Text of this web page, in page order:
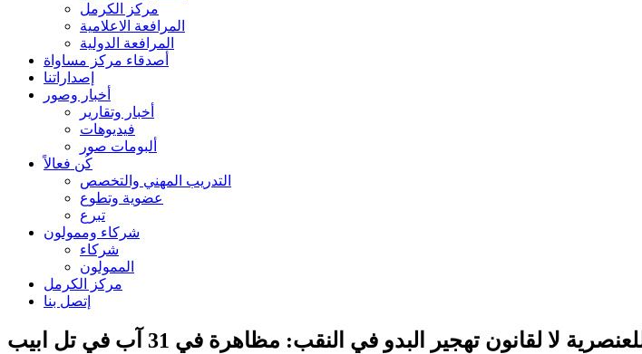
مركز الكرمل
المرافعة الاعلامية
المرافعة الدولية
أصدقاء مركز مساواة
إصداراتنا
أخبار وصور
أخبار وتقارير
فيديوهات
ألبومات صور
كُن فعالاً
التدريب المهني والتخصص
عضوية وتطوع
تبرع
شركاء وممولون
شركاء
الممولون
مركز الكرمل
إتصل بنا
لا لقانون تهجير البدو في النقب: مظاهرة في 31 آب في تل ابيب